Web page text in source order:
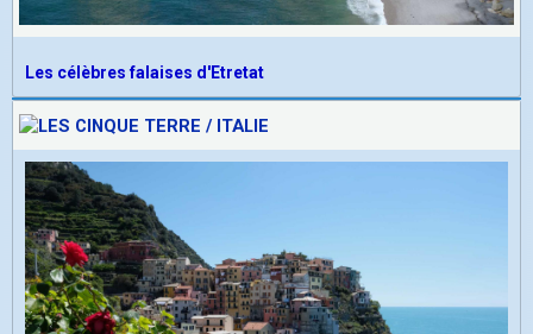
Les célèbres falaises d'Etretat